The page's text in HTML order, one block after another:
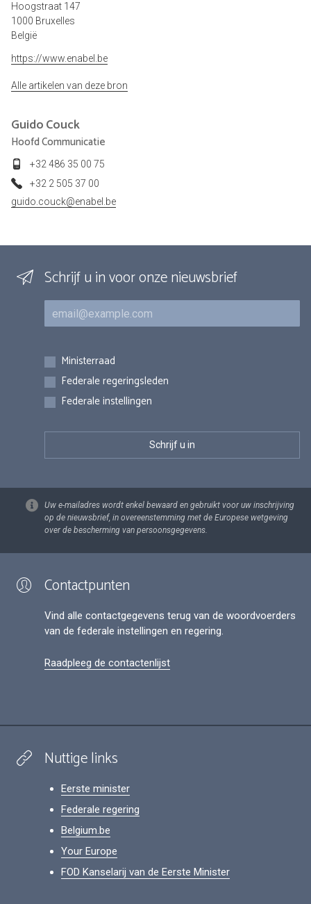
Hoogstraat 147
1000 Bruxelles
België
https://www.enabel.be
Alle artikelen van deze bron
GuidoCouck
Hoofd Communicatie
+32 486 35 00 75
+32 2 505 37 00
guido.couck@enabel.be
Schrijf u in voor onze nieuwsbrief
E-mail
Inschrijvingen
Ministerraad
Federale regeringsleden
Federale instellingen
Uw e-mailadres wordt enkel bewaard en gebruikt voor uw inschrijving
op de nieuwsbrief, in overeenstemming met de Europese wetgeving
over de bescherming van persoonsgegevens.
Contactpunten
Vind alle contactgegevens terug van de woordvoerders
van de federale instellingen en regering.
Raadpleeg de contactenlijst
Nuttige links
Eerste minister
Federale regering
Belgium.be
Your Europe
FOD Kanselarij van de Eerste Minister